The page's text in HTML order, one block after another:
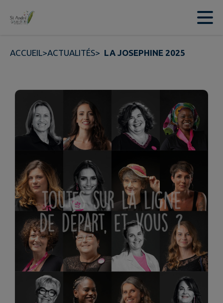
Contenu
ACCUEIL>ACTUALITÉS> LA JOSEPHINE 2025